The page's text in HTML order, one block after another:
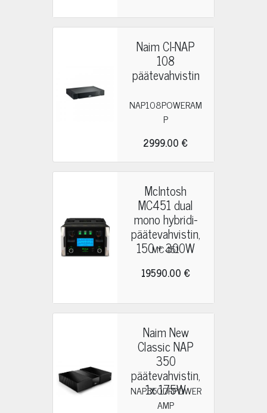
Naim CI-NAP
108
päätevahvistin
NAP108POWERAM
P
2999.00 €
McIntosh
MC451 dual
mono hybridi-
päätevahvistin,
150 + 300W
MC451
19590.00 €
Naim New
Classic NAP
350
päätevahvistin,
1x 175W
NAP350DRPOWER
AMP